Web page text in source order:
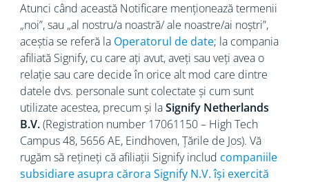
Atunci când această Notificare menționează termenii
„noi”, sau „al nostru/a noastră/ ale noastre/ai noștri”,
aceștia se referă la Operatorul de date; la compania
afiliată Signify, cu care ați avut, aveți sau veți avea o
relație sau care decide în orice alt mod care dintre
datele dvs. personale sunt colectate și cum sunt
utilizate acestea, precum și laSignify Netherlands
B.V.(Registration number 17061150 – High Tech
Campus 48, 5656AE, Eindhoven, Țările de Jos). Vă
rugăm să rețineți că afiliații Signify includ companiile
subsidiare asupra cărora Signify N.V. își exercită